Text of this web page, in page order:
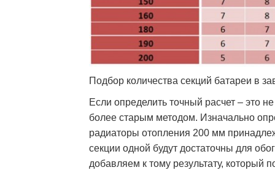
Подбор количества секций батареи в
Если определить точный расчет – это
более старым методом. Изначально
радиаторы отопления 200 мм
секции одной будут достаточны для
добавляем к тому результату, который